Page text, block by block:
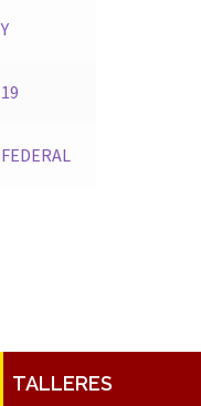
Y
19
FEDERAL
TALLERES